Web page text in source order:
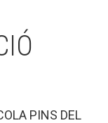
PINS DEL